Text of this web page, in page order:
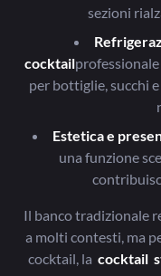
sezioni
cocktail
per bottiglie, succhi
Estetica e
una funzione
Il banco tradizionale
a molti contesti, ma
cocktail, la cocktail